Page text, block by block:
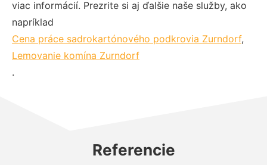
viac informácií. Prezrite si aj ďalšie naše služby, ako
napríklad
Cena práce sadrokartónového podkrovia Zurndorf,
Lemovanie komína Zurndorf
.
Referencie